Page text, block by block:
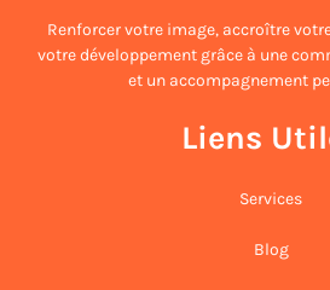
Renforcer votre image, accroître
votre développement grâce à une
et un accompagnement
Liens
Services
Blog